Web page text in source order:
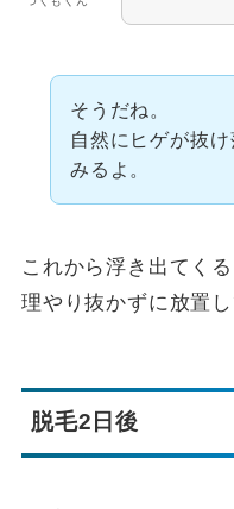
そうだね。
自然にヒゲが抜
みるよ。
これから浮き出てく
理やり抜かずに放置し
脱毛2日後